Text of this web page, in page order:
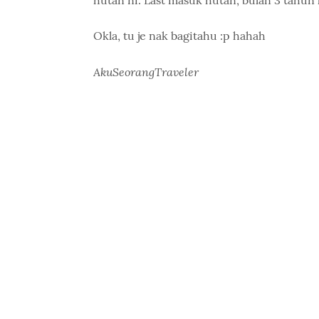
Okla, tu je nak bagitahu :p hahah
AkuSeorangTraveler